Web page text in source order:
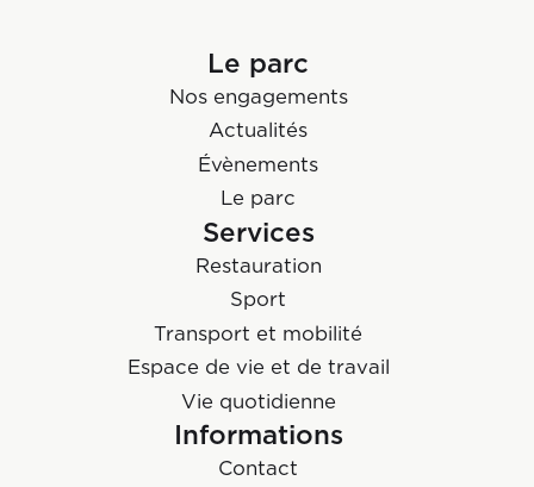
Le parc
Nos engagements
Actualités
Évènements
Le parc
Services
Restauration
Sport
Transport et mobilité
Espace de vie et de travail
Vie quotidienne
Informations
Contact